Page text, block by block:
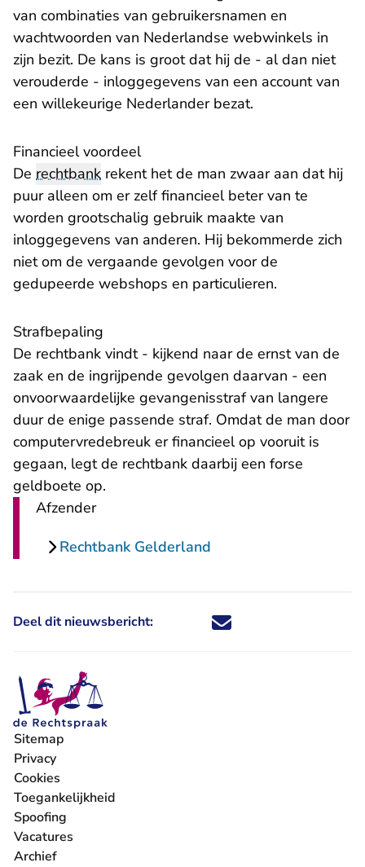
van combinaties van gebruikersnamen en
wachtwoorden van Nederlandse webwinkels in
zijn bezit. De kans is groot dat hij de - al dan niet
verouderde - inloggegevens van een account van
een willekeurige Nederlander bezat.
Financieel voordeel
De rechtbank rekent het de man zwaar aan dat hij
puur alleen om er zelf financieel beter van te
worden grootschalig gebruik maakte van
inloggegevens van anderen. Hij bekommerde zich
niet om de vergaande gevolgen voor de
gedupeerde webshops en particulieren.
​Strafbepaling
De rechtbank vindt - kijkend naar de ernst van de
zaak en de ingrijpende gevolgen daarvan - een
onvoorwaardelijke gevangenisstraf van langere
duur de enige passende straf. Omdat de man door
computervredebreuk er financieel op vooruit is
gegaan, legt de rechtbank daarbij een forse
geldboete op.
Afzender
Rechtbank Gelderland
Deel dit nieuwsbericht: Deel dit nieuwsbericht via X -
Deel dit nieuwsbericht via
Deel dit nieuwsbericht
Deel dit
Sitemap
Privacy
Cookies
Toegankelijkheid
Spoofing
Vacatures
- U verlaat Rechtspraak.nl
Archief